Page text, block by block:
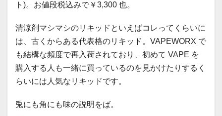
ト)。お値段税込みで￥3,300 也。
清涼剤マシマシのリキッドといえばコレってくらいに
は、古くからある代表格のリキッド。VAPEWORX で
も結構な頻度で再入荷されており、初めて VAPE を
購入する人も一緒に買っているのを見かけたりするく
らいには人気なリキッドです。
兎にも角にも味の説明をば。